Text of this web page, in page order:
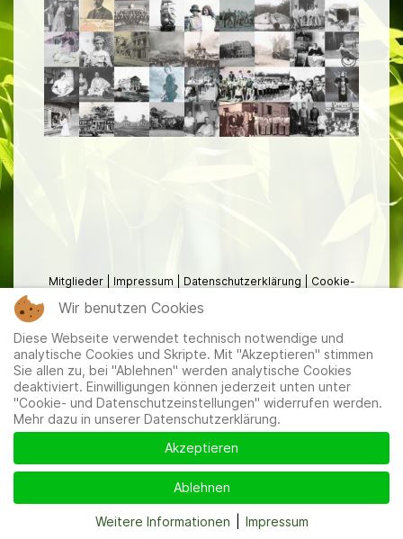
Mitglieder Impressum Datenschutzerklärung
Cookie-
Wir benutzen Cookies
Diese Webseite verwendet technisch notwendige und
analytische Cookies und Skripte. Mit "Akzeptieren" stimmen
Sie allen zu, bei "Ablehnen" werden analytische Cookies
deaktiviert. Einwilligungen können jederzeit unten unter
"Cookie- und Datenschutzeinstellungen" widerrufen werden.
Mehr dazu in unserer Datenschutzerklärung.
Akzeptieren
Ablehnen
Weitere Informationen Impressum